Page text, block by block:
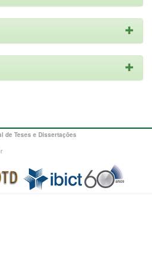
de Teses e Dissertações